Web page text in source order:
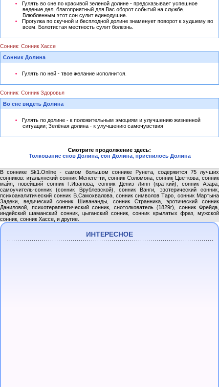
Гулять во сне по красивой зеленой долине - предсказывает успешное
ведение дел, благоприятный для Вас оборот событий на службе.
Влюбленным этот сон сулит единодушие.
Прогулка по скучной и бесплодной долине знаменует поворот к худшему во
всем. Болотистая местность сулит болезнь.
Сонник: Сонник Хассе
Сонник Долина
Гулять по ней - твое желание исполнится.
Сонник: Сонник Здоровья
Во сне видеть Долина
Гулять по долине - к положительным эмоциям и улучшению жизненной
ситуации; Зелёная долина - к улучшению самочувствия
Смотрите продолжение здесь:
Толкование снов Долина, сон Долина, приснилось Долина
В соннике Sk1.Online - самом большом соннике Рунета, содержится 75 лучших
сонников: итальянский сонник Менегетти, сонник Соломона, сонник Цветкова, сонник
майя, новейший сонник Г.Иванова, сонник Дениз Линн (краткий), сонник Азара,
самоучитель-сонник (сонник Врублевской), сонник Ванги, эзотерический сонник,
психоаналитический сонник В.Самохвалова, сонник символов Таро, сонник Мартына
Задеки, ведический сонник Шивананды, сонник Странника, эротический сонник
Даниловой, психотерапевтический сонник, снотолкователь (1829г), сонник Фрейда,
индейский шаманский сонник, цыганский сонник, сонник крылатых фраз, мужской
сонник, сонник Хассе, и другие.
ИНТЕРЕСНОЕ